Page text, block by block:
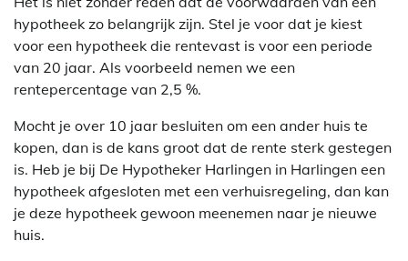
hypotheek zo belangrijk zijn. Stel je voor dat je kiest
voor een hypotheek die rentevast is voor een periode
van 20 jaar. Als voorbeeld nemen we een
rentepercentage van 2,5 %.
Mocht je over 10 jaar besluiten om een ander huis te
kopen, dan is de kans groot dat de rente sterk gestegen
is. Heb je bij De Hypotheker Harlingen in Harlingen een
hypotheek afgesloten met een verhuisregeling, dan kan
je deze hypotheek gewoon meenemen naar je nieuwe
huis.